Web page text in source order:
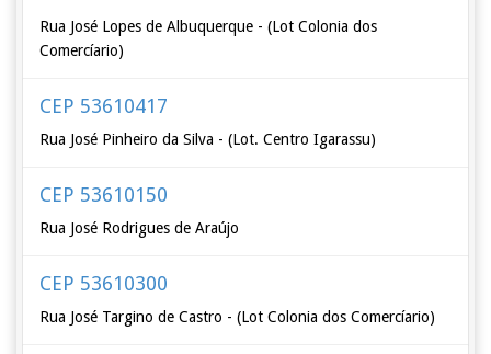
Rua José Lopes de Albuquerque - (Lot Colonia dos
Comercíario)
CEP 53610417
Rua José Pinheiro da Silva - (Lot. Centro Igarassu)
CEP 53610150
Rua José Rodrigues de Araújo
CEP 53610300
Rua José Targino de Castro - (Lot Colonia dos Comercíario)